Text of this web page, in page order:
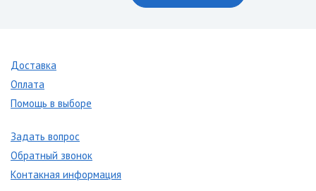
Доставка
Оплата
Помощь в выборе
Задать вопрос
Обратный звонок
Контакная информация